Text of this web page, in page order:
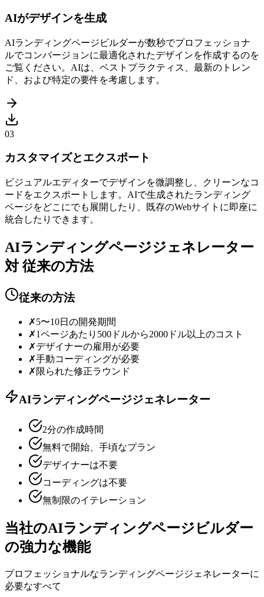
AIがデザインを生成
AIランディングページビルダーが数秒でプロフェッショナ
ルでコンバージョンに最適化されたデザインを作成するのを
ご覧ください。AIは、ベストプラクティス、最新のトレン
ド、および特定の要件を考慮します。
03
カスタマイズとエクスポート
ビジュアルエディターでデザインを微調整し、クリーンなコ
ードをエクスポートします。AIで生成されたランディング
ページをどこにでも展開したり、既存のWebサイトに即座に
統合したりできます。
AIランディングページジェネレーター
対 従来の方法
従来の方法
✗5〜10日の開発期間
✗1ページあたり500ドルから2000ドル以上のコスト
✗デザイナーの雇用が必要
✗手動コーディングが必要
✗ 限られた修正ラウンド
AIランディングページジェネレーター
2分の作成時間
無料で開始、手頃なプラン
デザイナーは不要
コーディングは不要
無制限のイテレーション
当社のAIランディングページビルダー
の強力な機能
プロフェッショナルなランディングページジェネレーターに
必要なすべて